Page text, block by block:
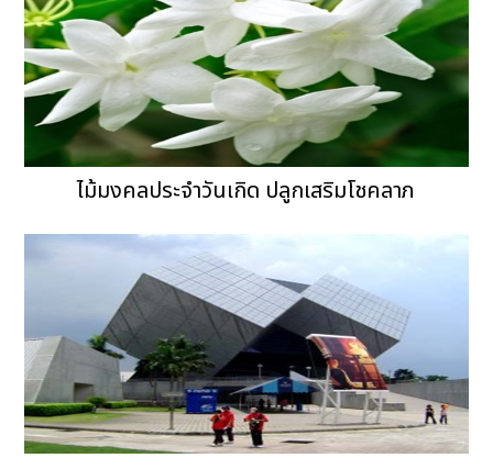
ไม้มงคลประจำวันเกิด ปลูกเสริมโชคลาภ